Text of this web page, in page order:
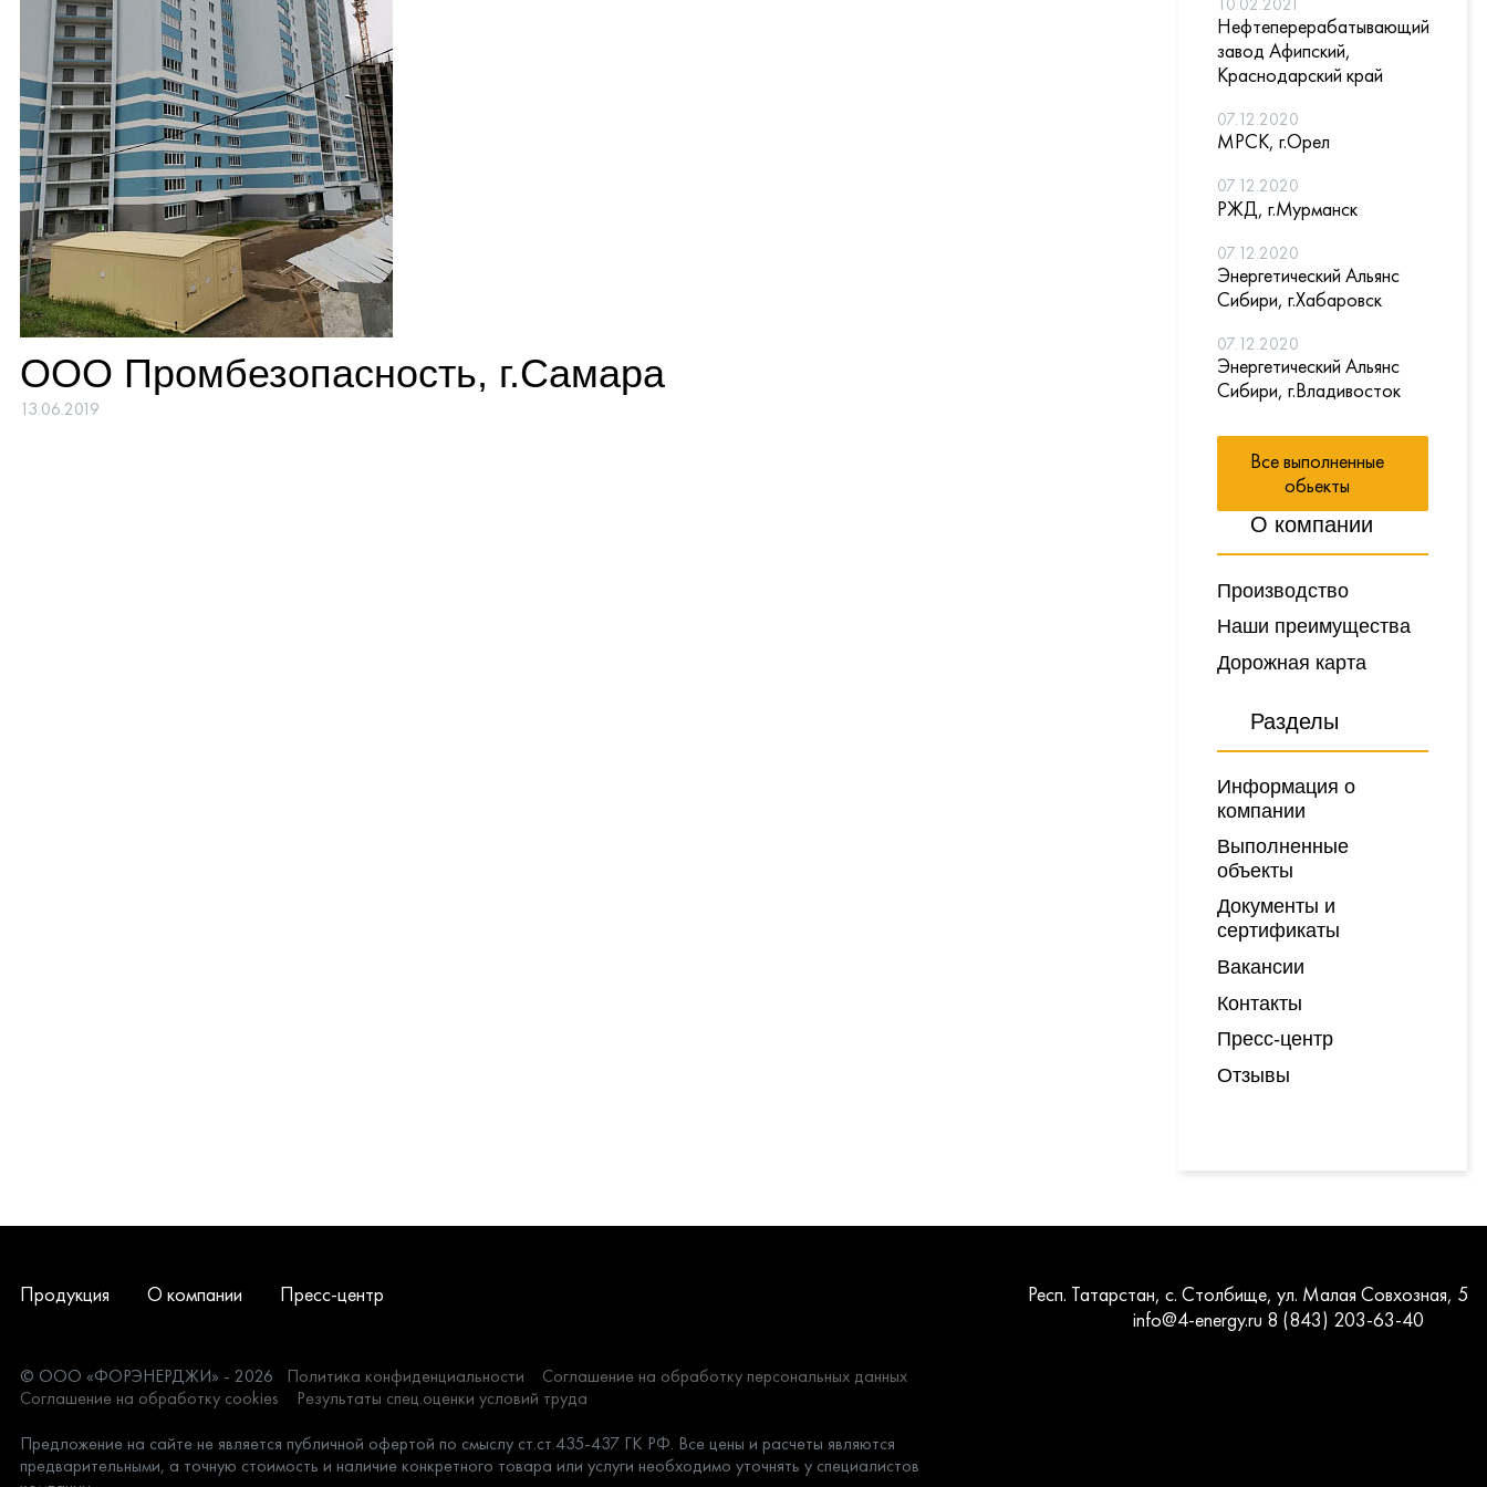
ООО Промбезопасность, г.Самара
13.06.2019
Нефтеперерабатывающий
завод Афипский,
Краснодарский край
07.12.2020
МРСК, г.Орел
07.12.2020
РЖД, г.Мурманск
07.12.2020
Энергетический Альянс
Сибири, г.Хабаровск
07.12.2020
Энергетический Альянс
Сибири, г.Владивосток
Все выполненные
обьекты
О компании
Производство
Наши преимущества
Дорожная карта
Разделы
Информация о
компании
Выполненные
объекты
Документы и
сертификаты
Вакансии
Контакты
Пресс-центр
Отзывы
Продукция О компании Пресс-центр
Респ. Татарстан, с. Столбище, ул. Малая Совхозная, 5
info@4-energy.ru 8 (843) 203-63-40
© ООО «ФОРЭНЕРДЖИ» - 2026 Политика конфиденциальности
Соглашение на обработку персональных данных
Соглашение на обработку cookies
Результаты спец.оценки условий труда
Предложение на сайте не является публичной офертой по смыслу ст.ст.435-437 ГК РФ. Все цены и расчеты являются
предварительными, а точную стоимость и наличие конкретного товара или услуги необходимо уточнять у специалистов